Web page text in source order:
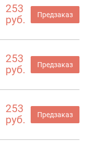
253
руб.
Предзаказ
253
руб.
Предзаказ
253
руб.
Предзаказ